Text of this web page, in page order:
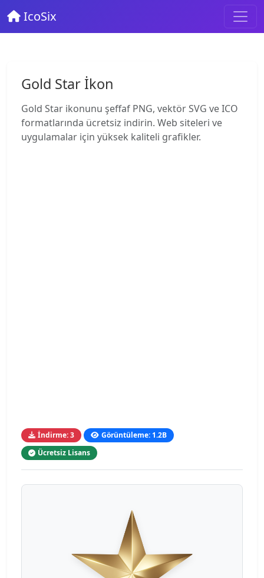
IcoSix
Gold Star İkon
Gold Star ikonunu şeffaf PNG, vektör SVG ve ICO
formatlarında ücretsiz indirin. Web siteleri ve
uygulamalar için yüksek kaliteli grafikler.
İndirme: 3
Görüntüleme: 1.2B
Ücretsiz Lisans